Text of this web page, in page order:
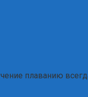
плаванию